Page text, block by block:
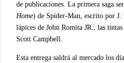
de publicaciones. La primera saga
Home) de Spider-Man, escrito por
lápices de John Romita JR., las
Scott Campbell.
Esta entrega saldrá al mercado los